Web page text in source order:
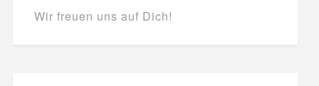
Wir freuen uns auf Dich!